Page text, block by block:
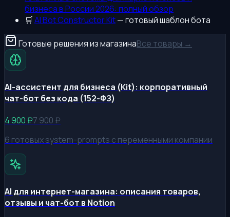
бизнеса в России 2026: полный обзор
🛒AI Bot Constructor Kit— готовый шаблон бота
Готовые решения из магазинаВсе товары →
AI-ассистент для бизнеса (Kit): корпоративный
чат-бот без кода (152-ФЗ)
4 900 ₽7 900 ₽
6 готовых system-prompts с переменными компании
AI для интернет-магазина: описания товаров,
отзывы и чат-бот в Notion